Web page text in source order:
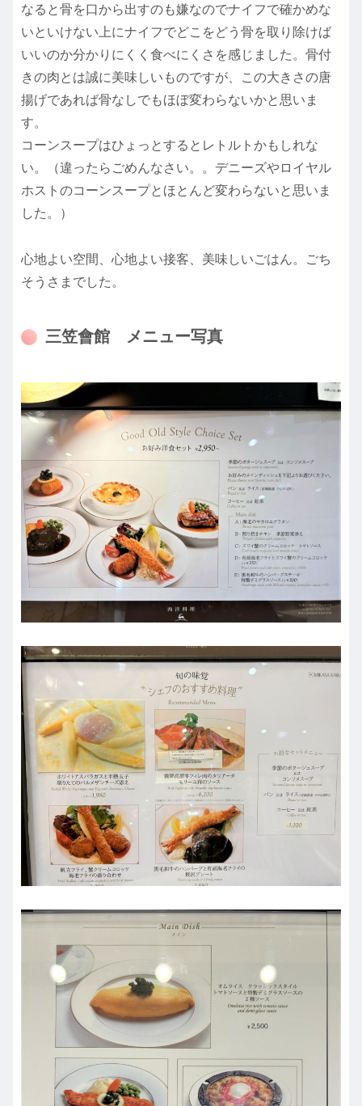
なると骨を口から出すのも嫌なのでナイフで確かめな
いといけない上にナイフでどこをどう骨を取り除けば
いいのか分かりにくく食べにくさを感じました。骨付
きの肉とは誠に美味しいものですが、この大きさの唐
揚げであれば骨なしでもほぼ変わらないかと思いま
す。
コーンスープはひょっとするとレトルトかもしれな
い。（違ったらごめんなさい。。デニーズやロイヤル
ホストのコーンスープとほとんど変わらないと思いま
した。）
心地よい空間、心地よい接客、美味しいごはん。ごち
そうさまでした。
三笠會館 メニュー写真